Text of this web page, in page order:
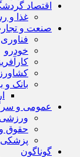
اقتصاد
غذا و
صنعت و
فناوری
خودرو
بانک
عمومی و
ورزشی
حقوق
گوناگون